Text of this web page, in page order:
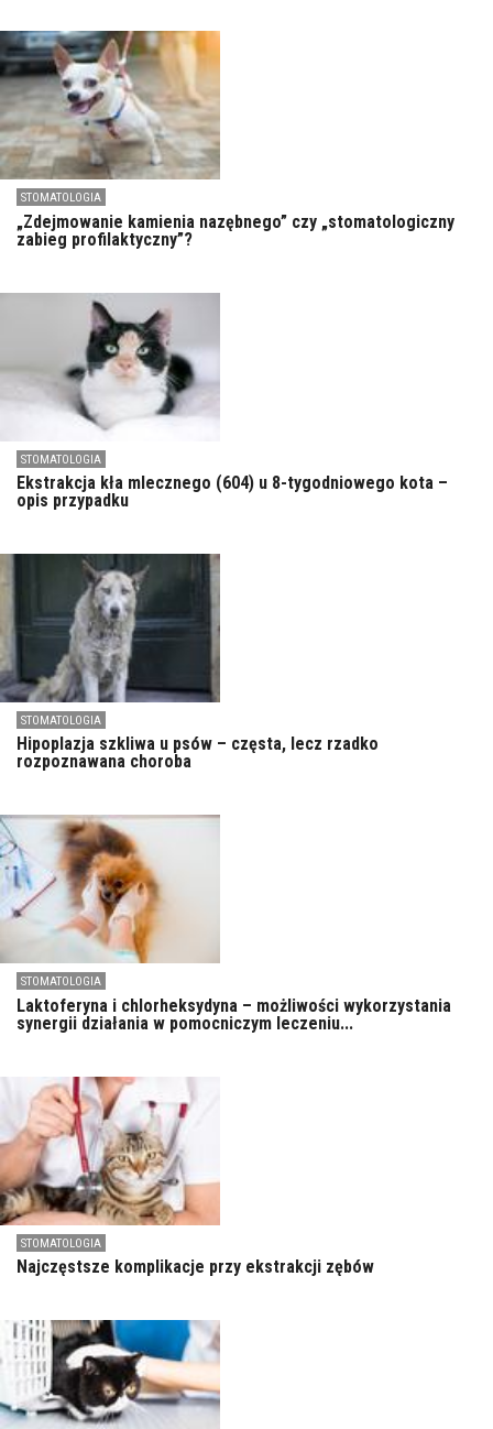
STOMATOLOGIA
„Zdejmowanie kamienia nazębnego” czy „stomatologiczny
zabieg profilaktyczny”?
STOMATOLOGIA
Ekstrakcja kła mlecznego (604) u 8-tygodniowego kota –
opis przypadku
STOMATOLOGIA
Hipoplazja szkliwa u psów – częsta, lecz rzadko
rozpoznawana choroba
STOMATOLOGIA
Laktoferyna i chlorheksydyna – możliwości wykorzystania
synergii działania w pomocniczym leczeniu...
STOMATOLOGIA
Najczęstsze komplikacje przy ekstrakcji zębów